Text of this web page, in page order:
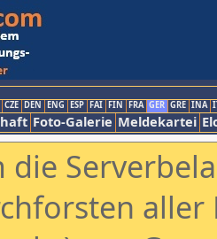
CZE DEN ENG ESP FAI FIN FRA GER GRE INA
Foto-Galerie Meldekartei
die
aller